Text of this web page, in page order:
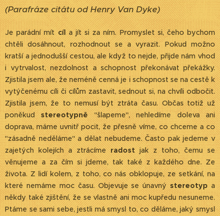
(Parafráze citátu od Henry Van Dyke)
Je parádní mítcíla jít si za ním. Promyslet si, čeho bychom
chtěli dosáhnout, rozhodnout se a vyrazit. Pokud možno
kratší a jednodušší cestou, ale když to nejde, přijde nám vhod
i vytrvalost, nezdolnost a schopnost překonávat překážky.
Zjistila jsem ale, že neméně cenná je i schopnost se na cestě k
vytýčenému cíli či cílům zastavit, sednout si, na chvíli odbočit.
Zjistila jsem, že to nemusí být ztráta času. Občas totiž už
poněkudstereotypně"šlapeme", nehledíme doleva ani
doprava, máme uvnitř pocit, že přesně víme, co chceme a co
"zásadně neděláme" a dělat nebudeme. Často pak jedeme v
zajetých kolejích a ztrácímeradostjak z toho, čemu se
věnujeme a za čím si jdeme, tak také z každého dne. Ze
života. Z lidí kolem, z toho, co nás obklopuje, ze setkání, na
které nemáme moc času. Objevuje se únavnýstereotyp a
někdy také zjištění, že se vlastně ani moc kupředu nesuneme.
Ptáme se sami sebe, jestli má smysl to, co děláme, jaký smysl